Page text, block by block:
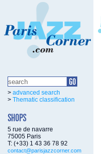
> advanced search
> Thematic classification
5 rue de navarre
75005 Paris
T: (+33) 1 43 36 78 92
contact@parisjazzcorner.com